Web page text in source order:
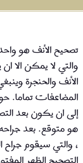
تصحيح الأنف هو
والتي لا يمكن الا
الأنف والحنجرة
إلى ان يكون بعد
هو متوقع. بعد
، والتي سيقوم جراح